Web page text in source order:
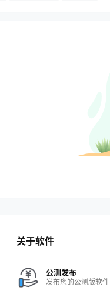
关于软件
公测发布
发布您的公测版软件